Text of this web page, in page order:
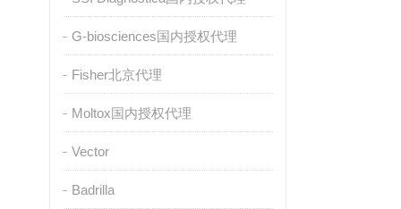
G-biosciences国内授权代理
Fisher北京代理
Moltox国内授权代理
Vector
Badrilla